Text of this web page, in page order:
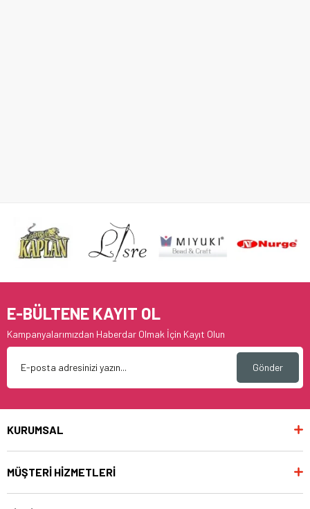
E-BÜLTENE KAYIT OL
Kampanyalarımızdan Haberdar Olmak İçin Kayıt Olun
Gönder
KURUMSAL
MÜŞTERİ HİZMETLERİ